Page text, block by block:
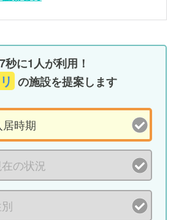
秒に1人が利用！
の施設を提案します